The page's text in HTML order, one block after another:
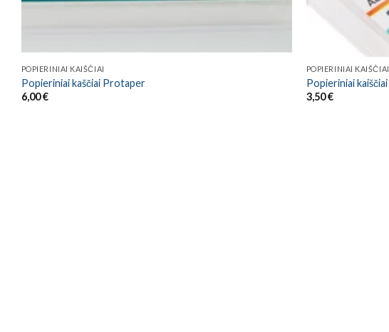
POPIERINIAI KAIŠČIAI
Popieriniai kaščiai Protaper
6,00€
POPIERINIAI KAIŠČIAI
Popieriniai kaiščiai
3,50€